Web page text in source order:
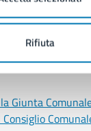
Rifiuta
Giunta